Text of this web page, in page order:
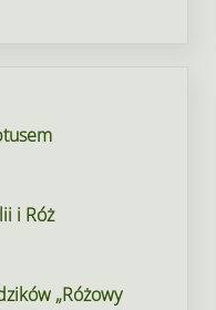
i Róż
„Różowy